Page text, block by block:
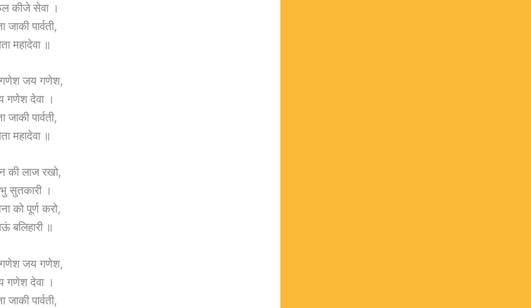
कीजे सेवा ।
जाकी पार्वती,
महादेवा ॥
जय गणेश,
गणेश देवा ।
जाकी पार्वती,
महादेवा ॥
की लाज रखो,
सुतकारी ।
को पूर्ण करो,
बलिहारी ॥
जय गणेश,
गणेश देवा ।
जाकी पार्वती,